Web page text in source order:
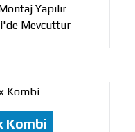
Yapılır
Mevcuttur
Kombi